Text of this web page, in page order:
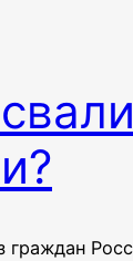
граждан